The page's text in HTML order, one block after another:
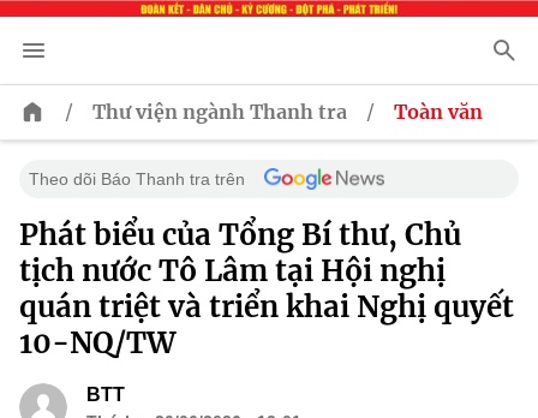
/ Thư viện ngành Thanh tra / Toàn văn
Theo dõi Báo Thanh tra trên
Phát biểu của Tổng Bí thư, Chủ
tịch nước Tô Lâm tại Hội nghị
quán triệt và triển khai Nghị quyết
10-NQ/TW
BTT